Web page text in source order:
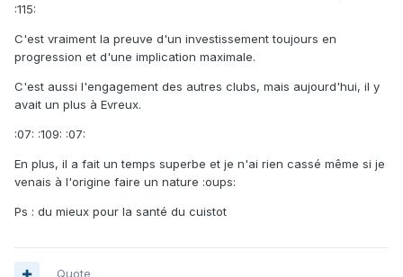
:115:
C'est vraiment la preuve d'un investissement toujours en
progression et d'une implication maximale.
C'est aussi l'engagement des autres clubs, mais aujourd'hui, il y
avait un plus à Evreux.
:07: :109: :07:
En plus, il a fait un temps superbe et je n'ai rien cassé même si je
venais à l'origine faire un nature :oups:
Ps : du mieux pour la santé du cuistot
Quote